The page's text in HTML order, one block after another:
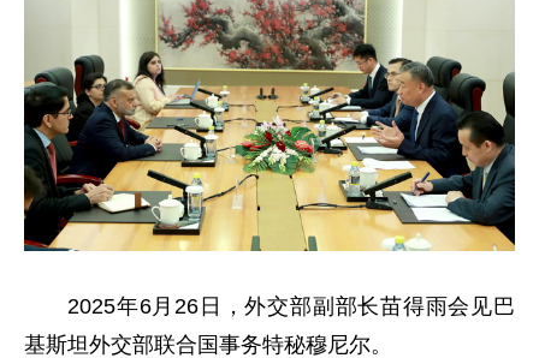
2025年6月26日，外交部副部长苗得雨会见巴
基斯坦外交部联合国事务特秘穆尼尔。